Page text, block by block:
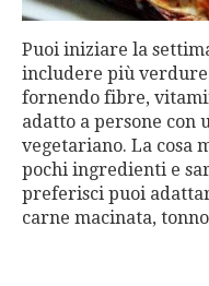
Puoi iniziare la
includere più verdure
fornendo fibre,
adatto a persone con
vegetariano. La cosa
pochi ingredienti e
preferisci puoi
carne macinata,